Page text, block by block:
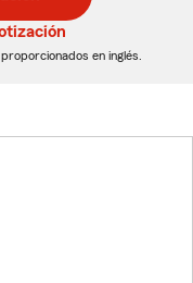
en inglés.